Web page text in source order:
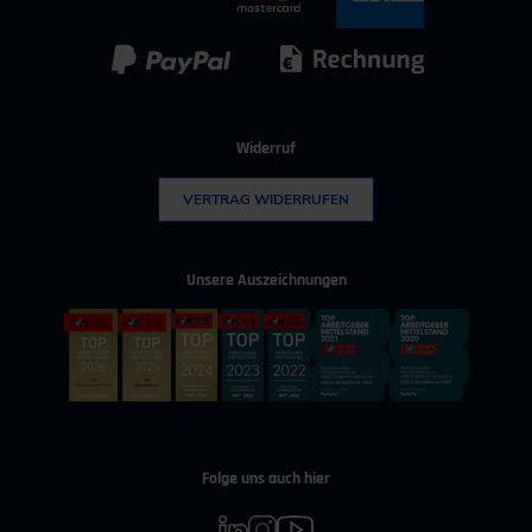
Widerruf
VERTRAG WIDERRUFEN
Unsere Auszeichnungen
Folge uns auch hier